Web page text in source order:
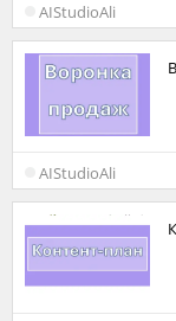
AIStudioAli
AIStudioAli